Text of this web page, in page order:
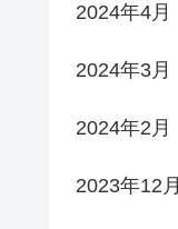
2024年4月
2024年3月
2024年2月
2023年12月